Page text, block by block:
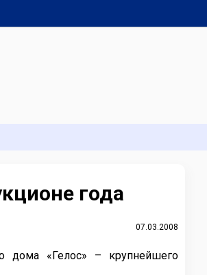
года
07.03.2008
дома «Гелос» – крупнейшего